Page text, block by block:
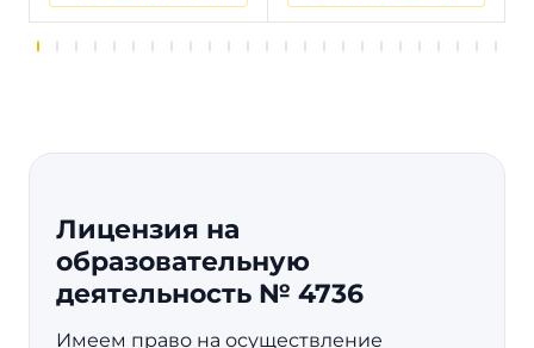
Лицензия на
образовательную
деятельность № 4736
Имеем право на осуществление